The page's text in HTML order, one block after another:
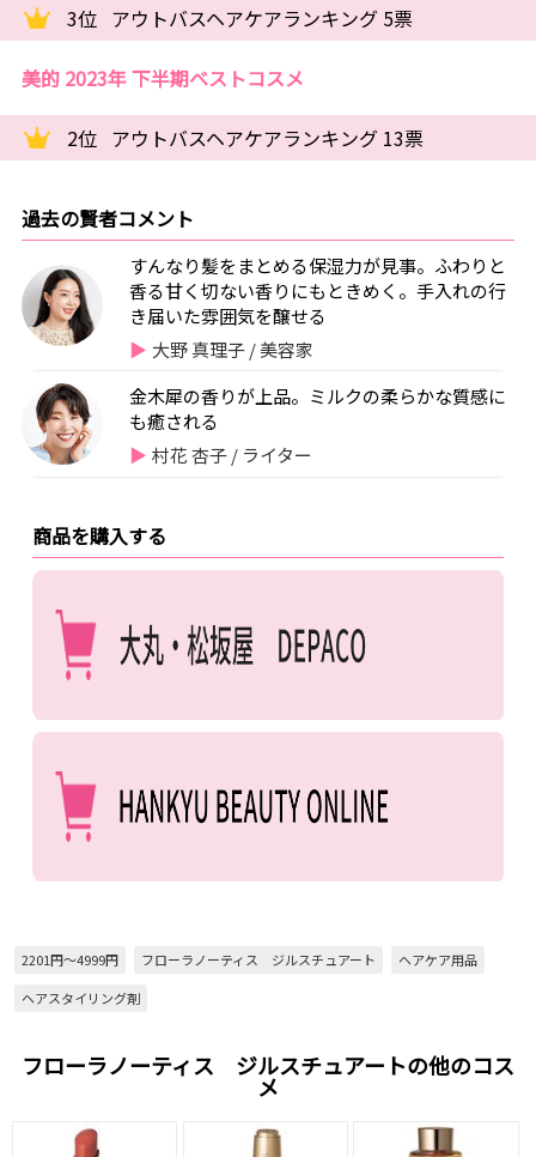
3位 アウトバスヘアケアランキング 5票
美的 2023年 下半期ベストコスメ
2位 アウトバスヘアケアランキング 13票
過去の賢者コメント
すんなり髪をまとめる保湿力が見事。ふわりと
香る甘く切ない香りにもときめく。手入れの行
き届いた雰囲気を醸せる
大野 真理子 / 美容家
金木犀の香りが上品。ミルクの柔らかな質感に
も癒される
村花 杏子 / ライター
商品を購入する
2201円～4999円 フローラノーティス ジルスチュアート
ヘアケア用品
ヘアスタイリング剤
フローラノーティス ジルスチュアートの他のコス
メ